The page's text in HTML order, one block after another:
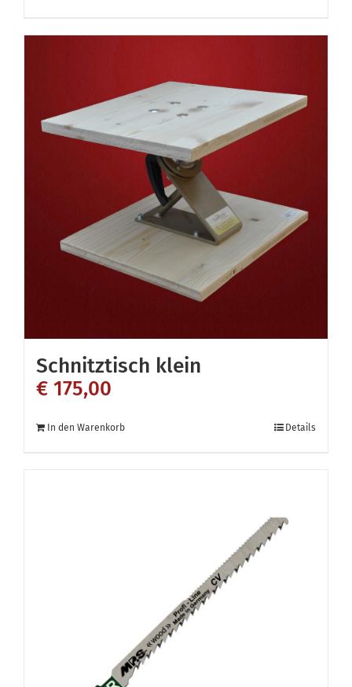
Schnitztisch klein
€ 175,00
In den Warenkorb Details